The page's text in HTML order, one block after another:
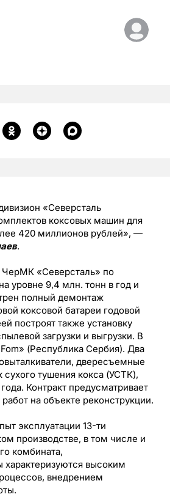
«Северсталь
коксовых машин для
420 миллионов рублей», —
.
ЧерМК «Северсталь» по
уровне 9,4 млн. тонн в год и
полный демонтаж
коксовой батареи годовой
построят также установку
загрузки и выгрузки. В
(Республика Сербия). Два
двересъемные
тушения кокса (УСТК),
Контракт предусматривает
на объекте реконструкции.
эксплуатации 13-ти
производстве, в том числе и
комбината,
высоким
внедрением